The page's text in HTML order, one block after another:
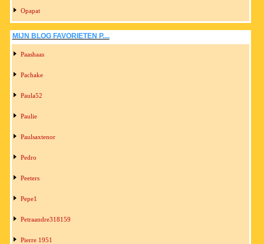
Opapat
MIJN BLOG FAVORIETEN P....
Paashaas
Pachake
Paula52
Paulie
Paulsaxtenor
Pedro
Peeters
Pepe1
Petraandre318159
Pierre 1951